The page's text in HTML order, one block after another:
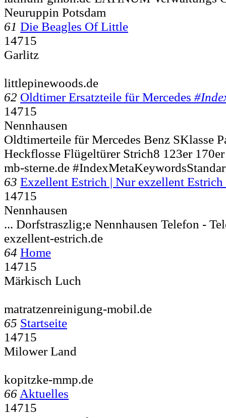
Neuruppin Potsdam
61 Die Beagles Of Little
14715
Garlitz
littlepinewoods.de
62 Oldtimer Ersatzteile für Mercedes
14715
Nennhausen
Oldtimerteile für Mercedes Benz SKlasse
Heckflosse Flügeltürer Strich8 123er 170er
mb-sterne.de
63 Exzellent Estrich | Nur exzellent
14715
Nennhausen
... Dorfstraszlig;e Nennhausen Telefon -
exzellent-estrich.de
64 Home
14715
Märkisch Luch
matratzenreinigung-mobil.de
65 Startseite
14715
Milower Land
kopitzke-mmp.de
66 Aktuelles
14715